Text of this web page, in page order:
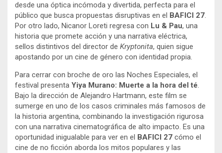
desde una óptica incómoda y divertida, perfecta para el
público que busca propuestas disruptivas en el
BAFICI 27.
Por otro lado, Nicanor Loreti regresa con Lu & Pau, una
historia que promete acción y una narrativa eléctrica,
sellos distintivos del director de Kryptonita, quien sigue
apostando por un cine de género con identidad propia.
Para cerrar con broche de oro las Noches Especiales, el
festival presenta Yiya Murano: Muerte a la hora del té.
Bajo la dirección de Alejandro Hartmann, este film se
sumerge en uno de los casos criminales más famosos de
la historia argentina, combinando la investigación rigurosa
con una narrativa cinematográfica de alto impacto. Es una
oportunidad inigualable para ver en el
BAFICI 27 cómo el
cine de no ficción aborda los mitos populares y las